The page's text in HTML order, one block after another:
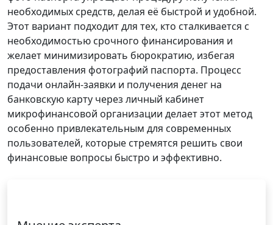
необходимых средств, делая её быстрой и удобной.
Этот вариант подходит для тех, кто сталкивается с
необходимостью срочного финансирования и
желает минимизировать бюрократию, избегая
предоставления фотографий паспорта. Процесс
подачи онлайн-заявки и получения денег на
банковскую карту через личный кабинет
микрофинансовой организации делает этот метод
особенно привлекательным для современных
пользователей, которые стремятся решить свои
финансовые вопросы быстро и эффективно.